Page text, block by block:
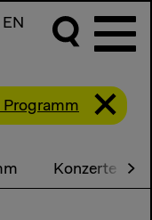
EN
Programm
Konzerte